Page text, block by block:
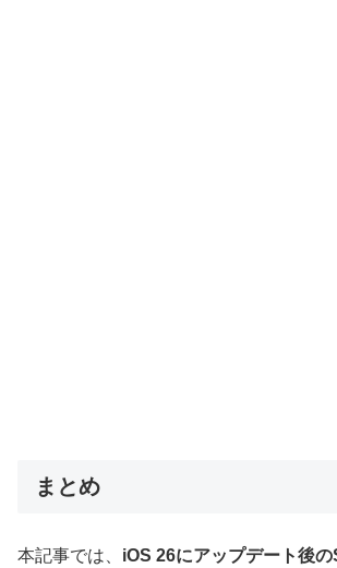
まとめ
本記事では、 iOS 26にアップデート後